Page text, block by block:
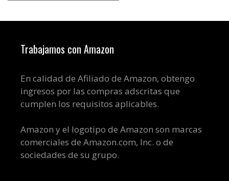
Trabajamos con Amazon
En calidad de Afiliado de Amazon, obtengo
ingresos por las compras adscritas que
cumplen los requisitos aplicables.
Amazon y el logotipo de Amazon son marcas
comerciales de Amazon.com, Inc. o de
sociedades de su grupo.